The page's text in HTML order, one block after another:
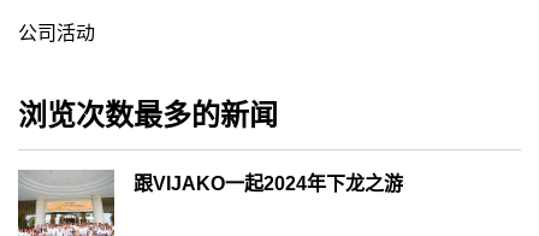
公司活动
浏览次数最多的新闻
跟VIJAKO一起2024年下龙之游